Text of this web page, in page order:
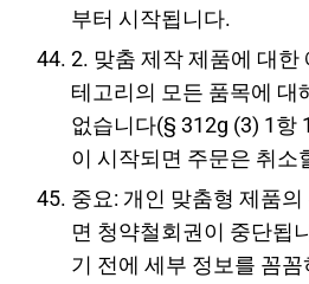
부터 시작됩니다.
2. 맞춤 제작 제품에 대한
테고리의 모든 품목에 대
없습니다(§ 312g (3) 1항
이 시작되면 주문은 취소
중요: 개인 맞춤형 제품
면 청약철회권이 중단됩
기 전에 세부 정보를 꼼